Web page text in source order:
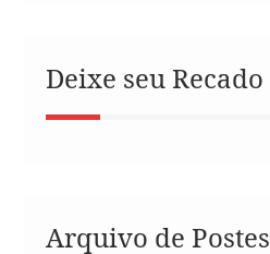
Deixe seu Recado
Arquivo de Postes